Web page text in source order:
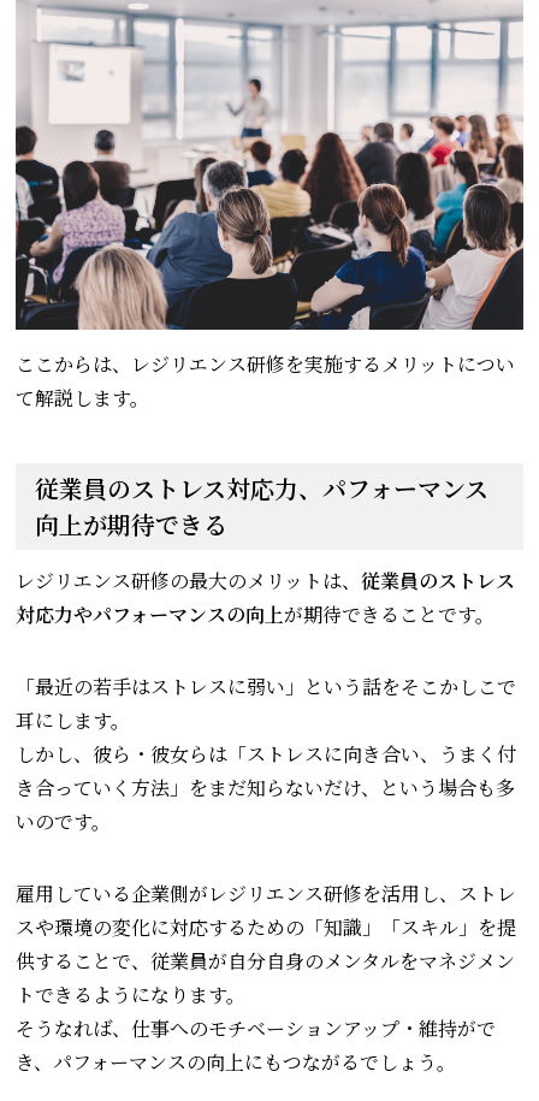
ここからは、レジリエンス研修を実施するメリットについ
て解説します。
従業員のストレス対応力、パフォーマンス
向上が期待できる
レジリエンス研修の最大のメリットは、従業員のストレス
対応力やパフォーマンスの向上が期待できることです。
「最近の若手はストレスに弱い」という話をそこかしこで
耳にします。
しかし、彼ら・彼女らは「ストレスに向き合い、うまく付
き合っていく方法」をまだ知らないだけ、という場合も多
いのです。
雇用している企業側がレジリエンス研修を活用し、ストレ
スや環境の変化に対応するための「知識」「スキル」を提
供することで、従業員が自分自身のメンタルをマネジメン
トできるようになります。
そうなれば、仕事へのモチベーションアップ・維持がで
き、パフォーマンスの向上にもつながるでしょう。